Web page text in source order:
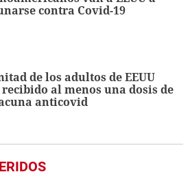
contra Covid-19
de los adultos de EEUU
al menos una dosis de
anticovid